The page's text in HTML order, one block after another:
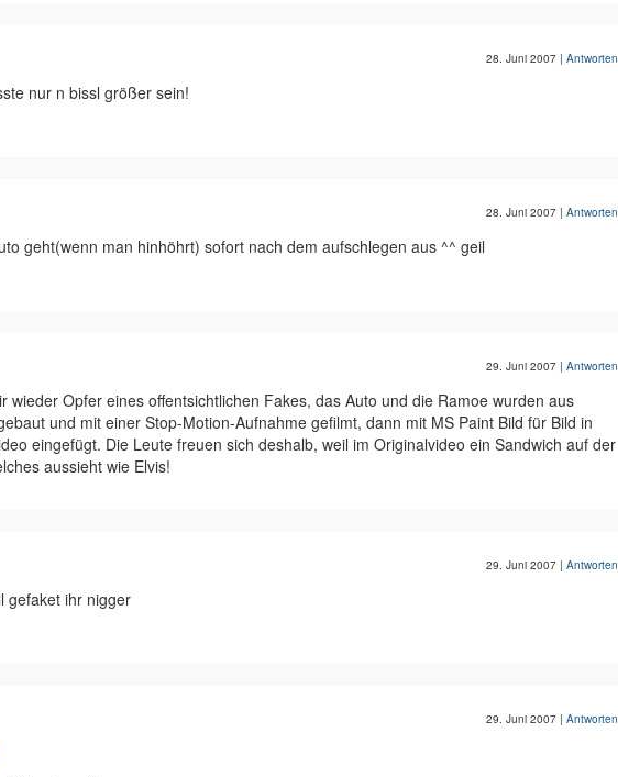
28. Juni 2007 | Antworten
nur n bissl größer sein!
28. Juni 2007 | Antworten
geht(wenn man hinhöhrt) sofort nach dem aufschlegen aus ^^ geil
29. Juni 2007 | Antworten
wieder Opfer eines offentsichtlichen Fakes, das Auto und die Ramoe wurden aus
und mit einer Stop-Motion-Aufnahme gefilmt, dann mit MS Paint Bild für Bild in
eingefügt. Die Leute freuen sich deshalb, weil im Originalvideo ein Sandwich auf der
aussieht wie Elvis!
29. Juni 2007 | Antworten
gefaket ihr nigger
29. Juni 2007 | Antworten